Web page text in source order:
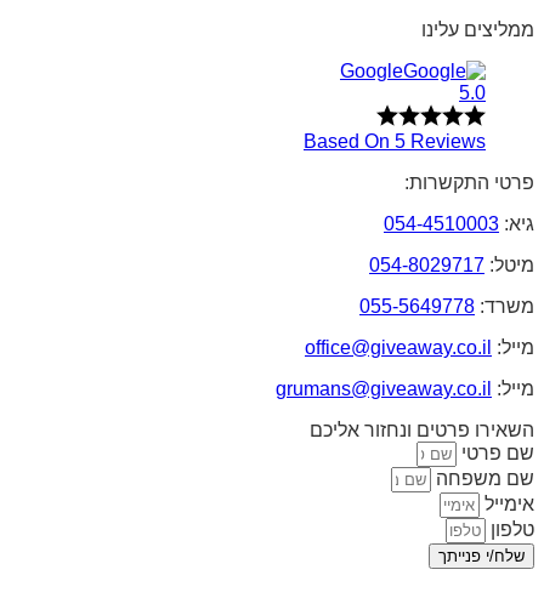
ממליצים עלינו
Google
5.0
Based On 5 Reviews
פרטי התקשרות:
גיא: 054-4510003
מיטל: 054-8029717
משרד: 055-5649778
מייל: office@giveaway.co.il
מייל: grumans@giveaway.co.il
השאירו פרטים ונחזור אליכם
שם פרטי
שם משפחה
אימייל
טלפון
שלח/י פנייתך